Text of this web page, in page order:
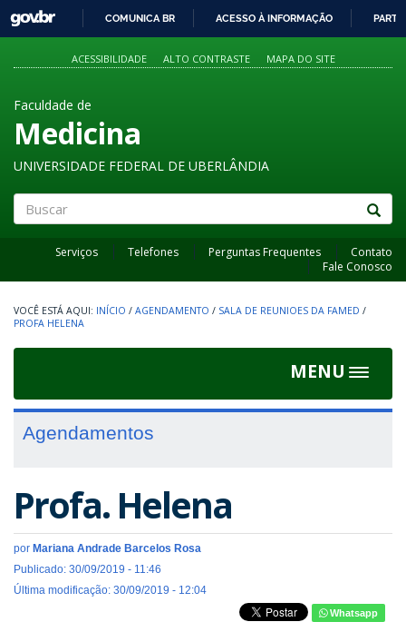
PARA
O
GOVBR
COMUNICA BR ACESSO À INFORMAÇÃO
ACESSIBILIDADE ALTO CONTRASTE MAPA DO SITE
Faculdade de
Medicina
UNIVERSIDADE FEDERAL DE UBERLÂNDIA
Serviços Telefones Perguntas Frequentes
Contato
Fale Conosco
INÍCIO / AGENDAMENTO / SALA DE REUNIOES DA FAMED /
PROFA HELENA
MENU
Toggle
Agendamentos
Profa. Helena
por Mariana Andrade Barcelos Rosa
Publicado: 30/09/2019 - 11:46
Última modificação: 30/09/2019 - 12:04
Whatsapp